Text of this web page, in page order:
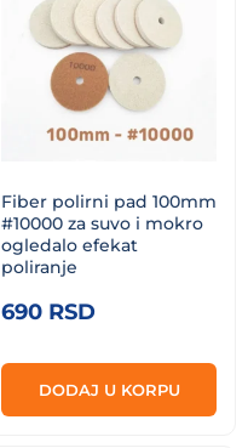
Fiber polirni pad 100mm
#10000 za suvo i mokro
ogledalo efekat
poliranje
690 RSD
DODAJ U KORPU